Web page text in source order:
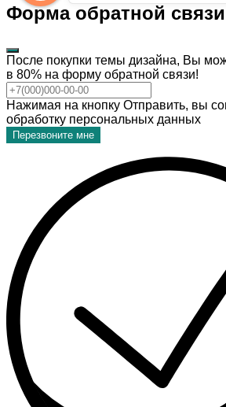
Форма обратной связи
После покупки темы дизайна, Вы
в 80% на форму обратной связи!
Нажимая на кнопку Отправить, вы
обработку персональных данных
Перезвоните мне